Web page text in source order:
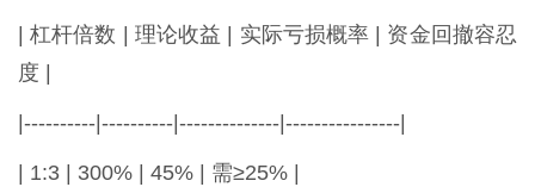
| 杠杆倍数 | 理论收益 | 实际亏损概率 | 资金回撤容忍
度 |
|----------|----------|--------------|----------------|
| 1:3 | 300% | 45% | 需≥25% |